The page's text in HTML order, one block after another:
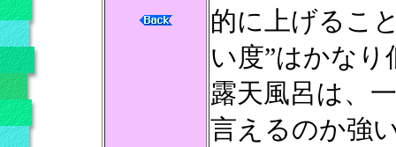
的に上げるこ
い度”はかなり
露天風呂は、
言えるのか強